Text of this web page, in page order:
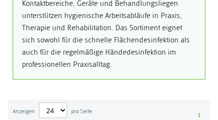
Kontaktbereiche, Geräte und Behandlungsliegen
unterstützen hygienische Arbeitsabläufe in Praxis,
Therapie und Rehabilitation. Das Sortiment eignet
sich sowohl für die schnelle Flächendesinfektion als
auch für die regelmäßige Händedesinfektion im
professionellen Praxisalltag.
Anzeigen pro Seite 1